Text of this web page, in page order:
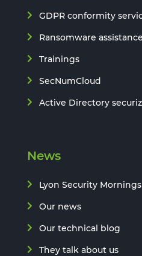
GDPR conformity
Ransomware assistance
Trainings
SecNumCloud
Active Directory
News
Lyon Security Mornings
Our news
Our technical blog
They talk about us